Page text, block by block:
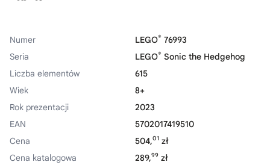
Numer LEGO® 76993
Seria
LEGO® Sonic the Hedgehog
Liczba elementów
615
Wiek
8+
Rok prezentacji
2023
EAN
5702017419510
Cena
504,01 zł
Cena katalogowa
289,99 zł